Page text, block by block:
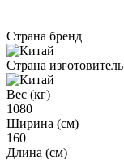
Страна бренд
Страна изготовитель
Вес (кг)
1080
Ширина (см)
160
Длина (см)